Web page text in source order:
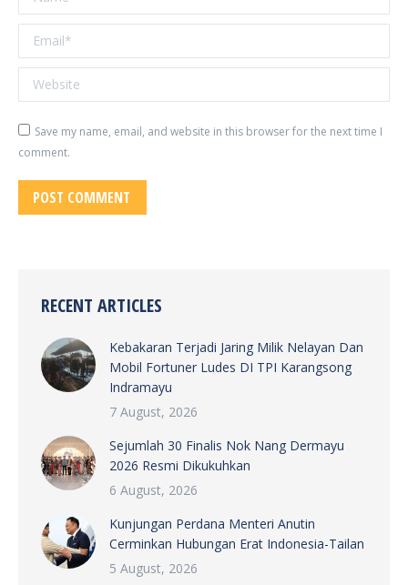
Email *
Website
Save my name, email, and website in this browser for the next time I
comment.
POST COMMENT
RECENT ARTICLES
Kebakaran Terjadi Jaring Milik Nelayan Dan
Mobil Fortuner Ludes DI TPI Karangsong
Indramayu
7 August, 2026
Sejumlah 30 Finalis Nok Nang Dermayu
2026 Resmi Dikukuhkan
6 August, 2026
Kunjungan Perdana Menteri Anutin
Cerminkan Hubungan Erat Indonesia-Tailan
5 August, 2026